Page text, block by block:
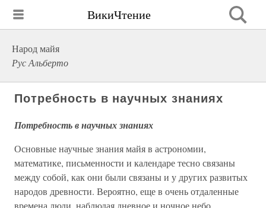
ВикиЧтение
Народ майя
Рус Альберто
Потребность в научных знаниях
Потребность в научных знаниях
Основные научные знания майя в астрономии,
математике, письменности и календаре тесно связаны
между собой, как они были связаны и у других развитых
народов древности. Вероятно, еще в очень отдаленные
времена люди, наблюдая дневное и ночное небо,